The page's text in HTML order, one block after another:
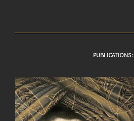
PUBLICATIONS :